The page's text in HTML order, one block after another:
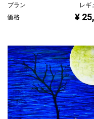
プラン
レギ
価格
¥